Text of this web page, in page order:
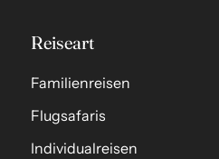
Reiseart
Familienreisen
Flugsafaris
Individualreisen